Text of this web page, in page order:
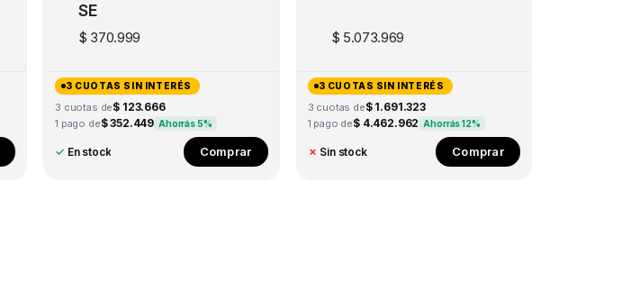
SE
$ 370.999
3 CUOTAS SIN INTERÉS
3 cuotas de$ 123.666
1 pago de$ 352.449 Ahorrás 5%
✓ En stock Comprar
$ 5.073.969
3 CUOTAS SIN INTERÉS
3 cuotas de$ 1.691.323
1 pago de$ 4.462.962 Ahorrás 12%
✗ Sin stock Comprar